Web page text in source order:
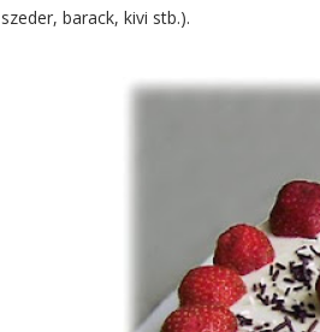
szeder, barack, kivi stb.).